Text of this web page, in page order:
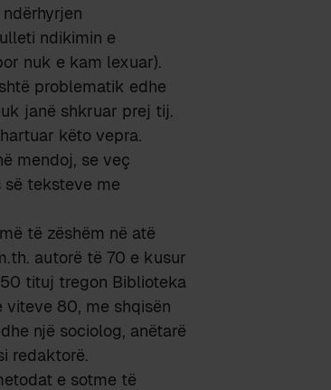
ndikimin e
nuk e kam lexuar).
problematik edhe
janë shkruar prej tij.
këto vepra.
mendoj, se veç
teksteve me
të zëshëm në atë
autorë të 70 e kusur
tituj tregon Biblioteka
80, me shqisën
një sociolog, anëtarë
redaktorë.
e sotme të